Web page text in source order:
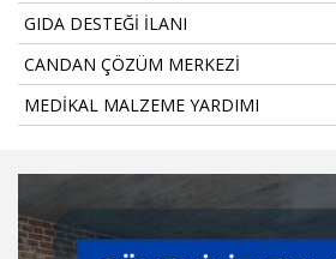
GIDA DESTEĞİ İLANI
CANDAN ÇÖZÜM MERKEZİ
MEDİKAL MALZEME YARDIMI